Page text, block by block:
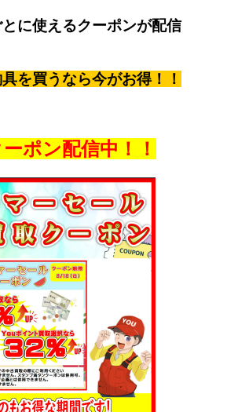
に使えるクーポンが配信
を買うなら今がお得！！
ポン配信中！！